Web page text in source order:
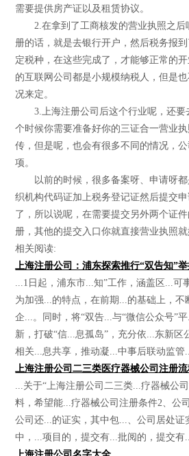
需要提供房产证以及租赁协议。
2.在拿到了工商核发的营业执照之后
册的话，就是去银行开户，然后税务报
定税种，在这些完成了，才能够正常的
的互联网公司都是小规模纳税人，但是
况来定。
3.上海注册公司后这个行业呢，还要
个时候你需要准备好你的三证合一营业
传，但是呢，也会有很多不同的情况，
项。
以前的时候，很多备案呀、申请呀都
织机构代码证加上税务登记证然后提交
了，所以说呢，在需要提交另外两个证
册，其他的提交入口你就直接营业执照就
相关阅读:
上海注册公司：浦东探索推行“双告知”
...1日起，浦东市...知”工作，涵盖区...可
为加强...的特点，在前期...的基础上，不
企...。同时，将“双告...与“微信公众号”
新，打破“信...息孤岛”，充分依...东新区
相关...息共享，推动凝...中事后联动监管
上海注册公司二三类医疗器械公司注册
...关于“上海注册公司二三类...疗器械公
料，希望能...疗器械公司注册条件2、公
公司还...的证实，其中包...、公司居处证
中，...项目的，提交有...批阅的，提交有...